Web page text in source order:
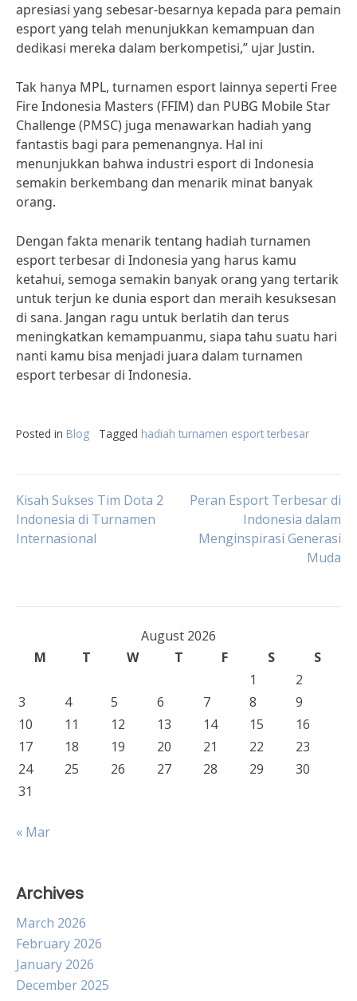
apresiasi yang sebesar-besarnya kepada para pemain
esport yang telah menunjukkan kemampuan dan
dedikasi mereka dalam berkompetisi,” ujar Justin.
Tak hanya MPL, turnamen esport lainnya seperti Free
Fire Indonesia Masters (FFIM) dan PUBG Mobile Star
Challenge (PMSC) juga menawarkan hadiah yang
fantastis bagi para pemenangnya. Hal ini
menunjukkan bahwa industri esport di Indonesia
semakin berkembang dan menarik minat banyak
orang.
Dengan fakta menarik tentang hadiah turnamen
esport terbesar di Indonesia yang harus kamu
ketahui, semoga semakin banyak orang yang tertarik
untuk terjun ke dunia esport dan meraih kesuksesan
di sana. Jangan ragu untuk berlatih dan terus
meningkatkan kemampuanmu, siapa tahu suatu hari
nanti kamu bisa menjadi juara dalam turnamen
esport terbesar di Indonesia.
Posted in Blog Tagged hadiah turnamen esport terbesar
Post
navigation
Kisah Sukses Tim Dota 2
Indonesia di Turnamen
Internasional
Peran Esport Terbesar di
Indonesia dalam
Menginspirasi Generasi
Muda
August 2026
M
T W T F S
S
1
2
3
4 5 6 7 8
9
10
11 12 13 14 15
16
17
18 19 20 21 22
23
24
25 26 27 28 29
30
31
« Mar
Archives
March 2026
February 2026
January 2026
December 2025